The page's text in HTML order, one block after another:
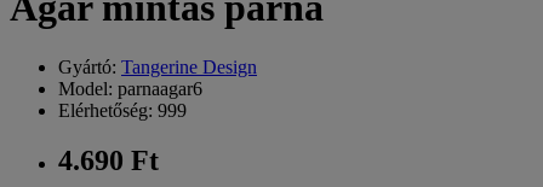
Gyártó: Tangerine Design
Model: parnaagar6
Elérhetőség: 999
4.690 Ft